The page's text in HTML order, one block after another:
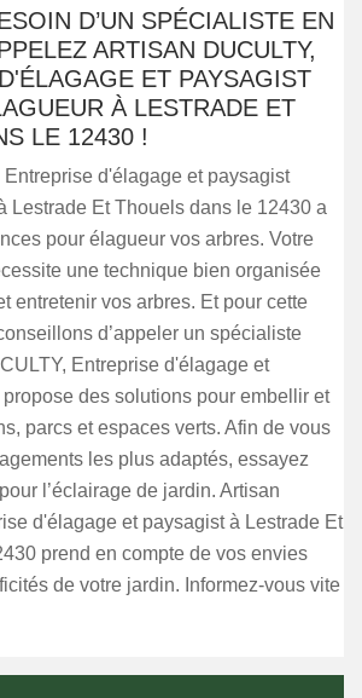
D’UN SPÉCIALISTE EN
ARTISAN DUCULTY,
ET PAYSAGIST
À LESTRADE ET
LE 12430 !
d'élagage et paysagist
Lestrade Et Thouels dans le 12430 a
pour élagueur vos arbres. Votre
une technique bien organisée
entretenir vos arbres. Et pour cette
d’appeler un spécialiste
Entreprise d'élagage et
des solutions pour embellir et
parcs et espaces verts. Afin de vous
les plus adaptés, essayez
l’éclairage de jardin. Artisan
d'élagage et paysagist à Lestrade Et
prend en compte de vos envies
de votre jardin. Informez-vous vite